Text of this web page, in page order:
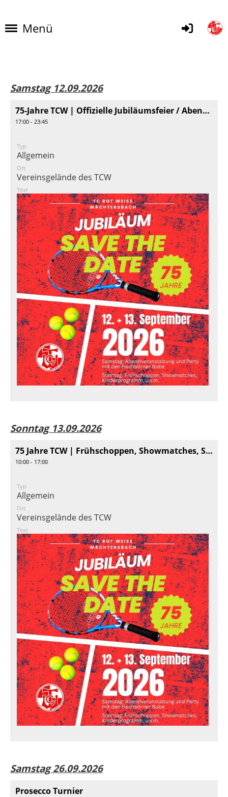
Menü
Samstag 12.09.2026
75-Jahre TCW | Offizielle Jubiläumsfeier / Abendveranstaltung
17:00 - 23:45
Typ
Allgemein
Ort
Vereinsgelände des TCW
Text
Sonntag 13.09.2026
75 Jahre TCW | Frühschoppen, Showmatches, Spaß für Kids
10:00 - 17:00
Typ
Allgemein
Ort
Vereinsgelände des TCW
Text
Samstag 26.09.2026
Prosecco Turnier